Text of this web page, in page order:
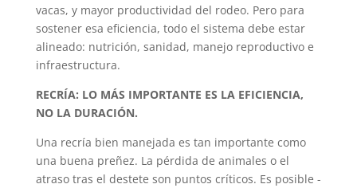
vacas, y mayor productividad del rodeo. Pero para
sostener esa eficiencia, todo el sistema debe estar
alineado: nutrición, sanidad, manejo reproductivo e
infraestructura.
RECRÍA: LO MÁS IMPORTANTE ES LA EFICIENCIA,
NO LA DURACIÓN.
Una recría bien manejada es tan importante como
una buena preñez. La pérdida de animales o el
atraso tras el destete son puntos críticos. Es posible -